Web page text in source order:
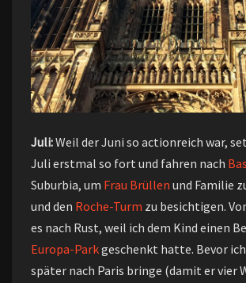
Juli:Weil der Juni so actionreich war,
Juli erstmal so fort und fahren nach
Suburbia, um Frau Brüllen und Familie
und den Roche-Turm zu besichtigen.
es nach Rust, weil ich dem Kind einen
Europa-Parkgeschenkt hatte. Bevor
später nach Paris bringe (damit er vier